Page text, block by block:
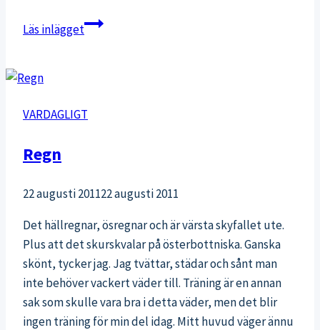
Läs inläggetEn
VARDAGLIGT
Regn
22 augusti 201122 augusti 2011
Det hällregnar, ösregnar och är värsta skyfallet ute.
Plus att det skurskvalar på österbottniska. Ganska
skönt, tycker jag. Jag tvättar, städar och sånt man
inte behöver vackert väder till. Träning är en annan
sak som skulle vara bra i detta väder, men det blir
ingen träning för min del idag. Mitt huvud väger ännu